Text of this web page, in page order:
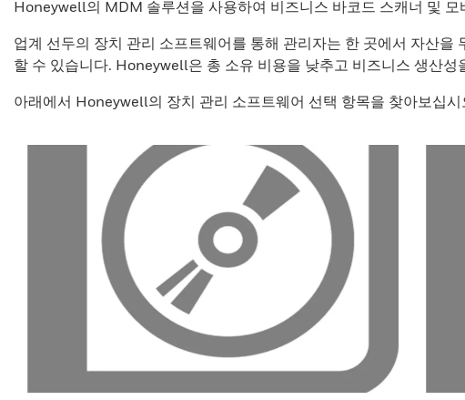
Honeywell의 MDM 솔루션을 사용하여 비즈니스 바코드 스캐너 및
업계 선두의 장치 관리 소프트웨어를 통해 관리자는 한 곳에서 자산
할 수 있습니다. Honeywell은 총 소유 비용을 낮추고 비즈니스 생산
아래에서 Honeywell의 장치 관리 소프트웨어 선택 항목을 찾아보십시